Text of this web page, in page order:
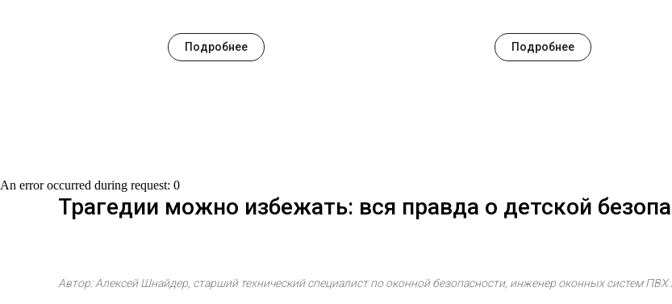
Подробнее
Подробнее
An error occurred during request: 0
Трагедии можно избежать: вся правда о детской
Автор: Алексей Шнайдер, старший технический специалист по оконной безопасности, инженер оконных систем ПВХ